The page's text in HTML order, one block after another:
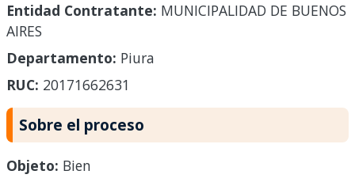
Entidad Contratante: MUNICIPALIDAD DE BUENOS
AIRES
Departamento: Piura
RUC: 20171662631
Sobre el proceso
Objeto: Bien